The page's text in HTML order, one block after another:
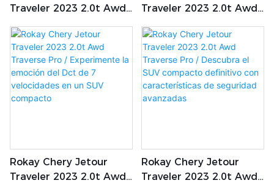
Traveler 2023 2.0t Awd
SUV Con Garantía De
Por Vida Y
Características De
Primer Nivel
Traveler 2023 2.0t Awd
Presentación Del
Potente SUV Con 254
CV
Rokay Chery Jetour
Traveler 2023 2.0t Awd
Rokay Chery Jetour
Traveler 2023 2.0t Awd